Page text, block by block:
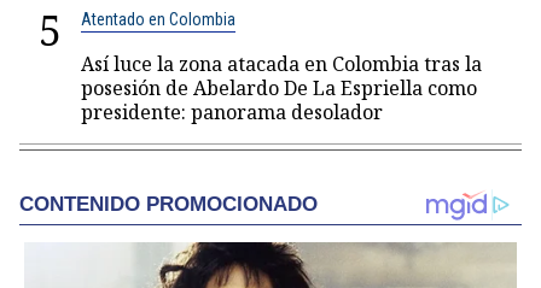
5 Atentado en Colombia
Así luce la zona atacada en Colombia tras la
posesión de Abelardo De La Espriella como
presidente: panorama desolador